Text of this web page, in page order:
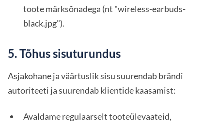
toote märksõnadega (nt "wireless-earbuds-
black.jpg").
5. Tõhus sisuturundus
Asjakohane ja väärtuslik sisu suurendab brändi
autoriteeti ja suurendab klientide kaasamist:
Avaldame regulaarselt tooteülevaateid,